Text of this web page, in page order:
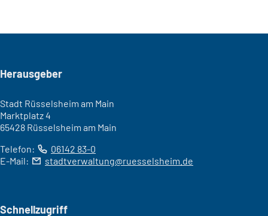
Seitenfuß
Herausgeber
Stadt Rüsselsheim am Main
Marktplatz 4
65428 Rüsselsheim am Main
Telefon:
06142 83-0
E-Mail:
stadtverwaltung ruesselsheim de
Schnellzugriff